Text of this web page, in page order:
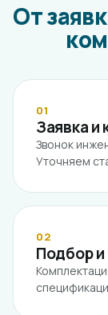
От
01
Заявка и
Звонок
Уточняем
02
Подбор и